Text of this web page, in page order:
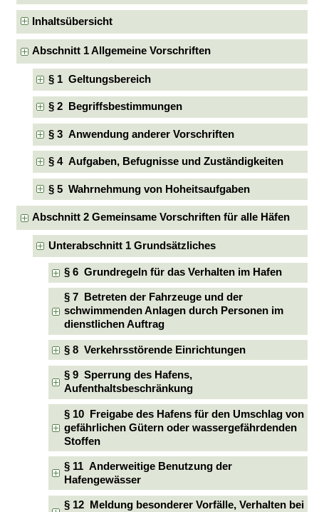
Inhaltsübersicht
Abschnitt 1 Allgemeine Vorschriften
§ 1 Geltungsbereich
§ 2 Begriffsbestimmungen
§ 3 Anwendung anderer Vorschriften
§ 4 Aufgaben, Befugnisse und Zuständigkeiten
§ 5 Wahrnehmung von Hoheitsaufgaben
Abschnitt 2 Gemeinsame Vorschriften für alle Häfen
Unterabschnitt 1 Grundsätzliches
§ 6 Grundregeln für das Verhalten im Hafen
§ 7 Betreten der Fahrzeuge und der
schwimmenden Anlagen durch Personen im
dienstlichen Auftrag
§ 8 Verkehrsstörende Einrichtungen
§ 9 Sperrung des Hafens,
Aufenthaltsbeschränkung
§ 10 Freigabe des Hafens für den Umschlag von
gefährlichen Gütern oder wassergefährdenden
Stoffen
§ 11 Anderweitige Benutzung der
Hafengewässer
§ 12 Meldung besonderer Vorfälle, Verhalten bei